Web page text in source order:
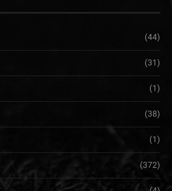
(44)
(31)
(1)
(38)
(1)
(372)